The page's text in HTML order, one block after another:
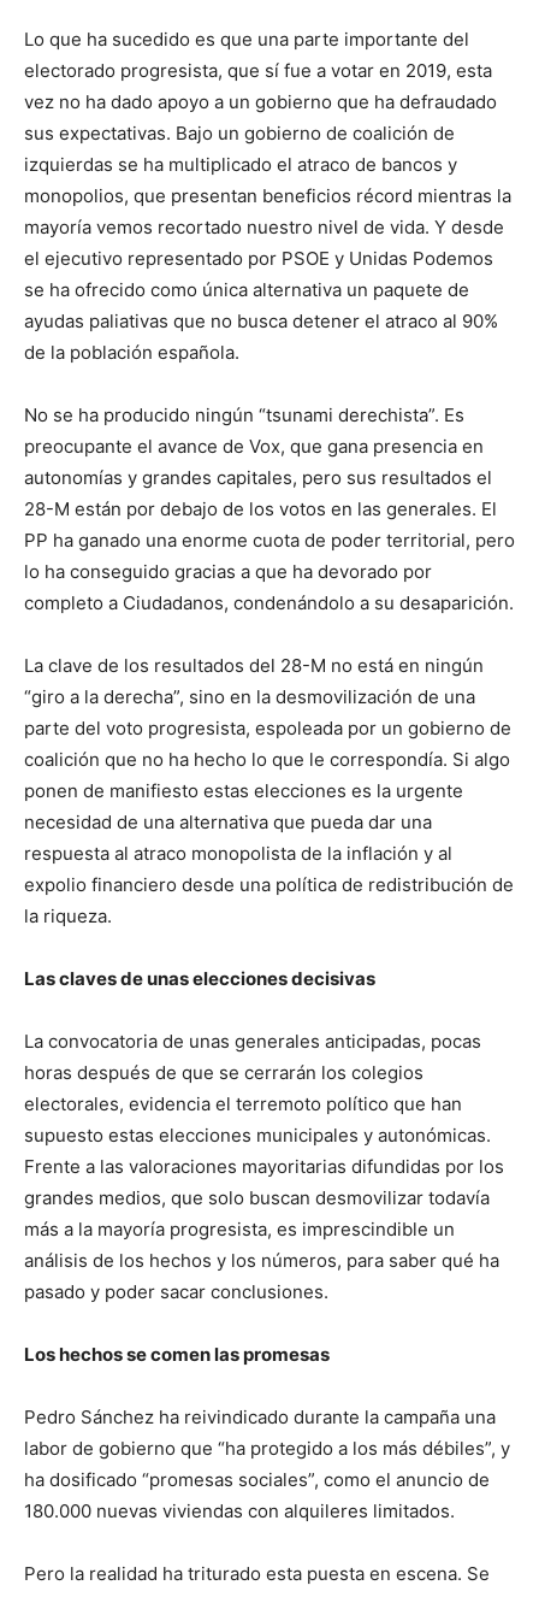
Lo que ha sucedido es que una parte importante del
electorado progresista, que sí fue a votar en 2019, esta
vez no ha dado apoyo a un gobierno que ha defraudado
sus expectativas. Bajo un gobierno de coalición de
izquierdas se ha multiplicado el atraco de bancos y
monopolios, que presentan beneficios récord mientras la
mayoría vemos recortado nuestro nivel de vida. Y desde
el ejecutivo representado por PSOE y Unidas Podemos
se ha ofrecido como única alternativa un paquete de
ayudas paliativas que no busca detener el atraco al 90%
de la población española.
No se ha producido ningún “tsunami derechista”. Es
preocupante el avance de Vox, que gana presencia en
autonomías y grandes capitales, pero sus resultados el
28-M están por debajo de los votos en las generales. El
PP ha ganado una enorme cuota de poder territorial, pero
lo ha conseguido gracias a que ha devorado por
completo a Ciudadanos, condenándolo a su desaparición.
La clave de los resultados del 28-M no está en ningún
“giro a la derecha”, sino en la desmovilización de una
parte del voto progresista, espoleada por un gobierno de
coalición que no ha hecho lo que le correspondía. Si algo
ponen de manifiesto estas elecciones es la urgente
necesidad de una alternativa que pueda dar una
respuesta al atraco monopolista de la inflación y al
expolio financiero desde una política de redistribución de
la riqueza.
Las claves de unas elecciones decisivas
La convocatoria de unas generales anticipadas, pocas
horas después de que se cerrarán los colegios
electorales, evidencia el terremoto político que han
supuesto estas elecciones municipales y autonómicas.
Frente a las valoraciones mayoritarias difundidas por los
grandes medios, que solo buscan desmovilizar todavía
más a la mayoría progresista, es imprescindible un
análisis de los hechos y los números, para saber qué ha
pasado y poder sacar conclusiones.
Los hechos se comen las promesas
Pedro Sánchez ha reivindicado durante la campaña una
labor de gobierno que “ha protegido a los más débiles”, y
ha dosificado “promesas sociales”, como el anuncio de
180.000 nuevas viviendas con alquileres limitados.
Pero la realidad ha triturado esta puesta en escena. Se